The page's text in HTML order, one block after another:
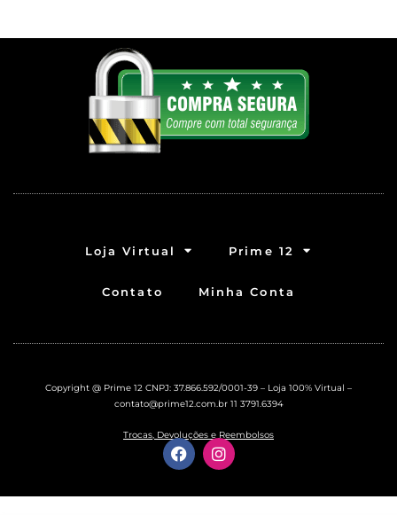
Loja Virtual Prime 12
Contato Minha Conta
Copyright @ Prime 12 CNPJ: 37.866.592/0001-39 – Loja 100% Virtual –
contato@prime12.com.br11 3791.6394
Trocas, Devoluções e Reembolsos
F
a
e
I
n
t